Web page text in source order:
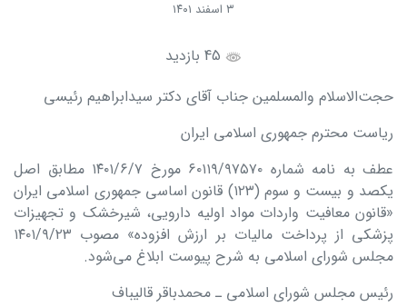
۳ اسفند ۱۴۰۱
حجت‌الاسلام والمسلمین جناب آقای دکتر سیدابراهیم رئیسی
ریاست محترم جمهوری اسلامی ایران
عطف به نامه شماره ۶۰۱۱۹/۹۷۵۷۰ مورخ ۱۴۰۱/۶/۷ مطابق اصل
یکصد و بیست و سوم (۱۲۳) قانون اساسی جمهوری ‌اسلامی ‌ایران
«قانون معافیت واردات مواد اولیه دارویی، شیرخشک و تجهیزات
پزشکی از پرداخت مالیات بر ارزش افزوده» مصوب ۱۴۰۱/۹/۲۳
مجلس شورای اسلامی به شرح پیوست ابلاغ می‌شود.
رئیس مجلس شورای اسلامی ـ محمدباقر قالیباف